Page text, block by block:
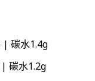
| 碳水1.4g
碳水1.2g